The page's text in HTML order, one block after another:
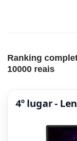
Ranking
10000 reais
4º lugar -